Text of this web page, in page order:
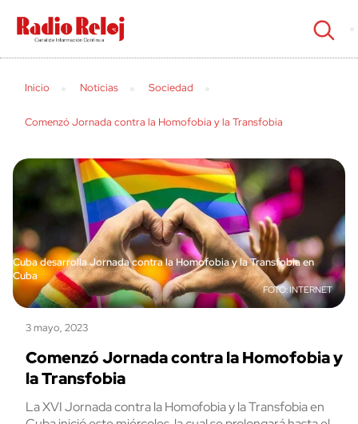
cerrar
Inicio Noticias Sociedad
Comenzó Jornada contra la Homofobia y la Transfobia
Cuba desarrolla Jornada contra la Homofobia y la Transfobia en
Cuba
INTERNET
3 mayo, 2023
Comenzó Jornada contra la Homofobia y
la Transfobia
La XVI Jornada contra la Homofobia y la Transfobia en